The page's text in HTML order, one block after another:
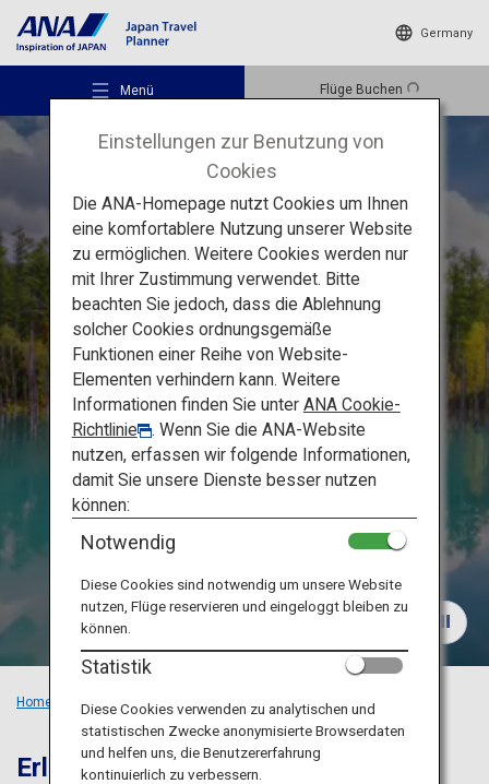
Germany
Menü Flüge Buchen
Empfohlene Orte
Reiseideen
Reiseziele
Reiseinformationen
Frühsommerausflug in Hokkaido
Majestätische Natur und
Polster-Phlox auf dem
verschneiten Asahidake
Home Empfohlene Orte Frühsommerausflug in Hokkaido
Erleben Sie Winter und Frühling
Einstellungen zur Benutzung von
Cookies
Die ANA-Homepage nutzt Cookies um Ihnen
eine komfortablere Nutzung unserer Website
zu ermöglichen. Weitere Cookies werden nur
mit Ihrer Zustimmung verwendet. Bitte
beachten Sie jedoch, dass die Ablehnung
solcher Cookies ordnungsgemäße
Funktionen einer Reihe von Website-
Elementen verhindern kann. Weitere
Informationen finden Sie unter ANA Cookie-
Richtlinie
. Wenn Sie die ANA-Website
nutzen, erfassen wir folgende Informationen,
damit Sie unsere Dienste besser nutzen
können:
Notwendig
Diese Cookies sind notwendig um unsere Website
nutzen, Flüge reservieren und eingeloggt bleiben zu
können.
Statistik
Diese Cookies verwenden zu analytischen und
statistischen Zwecke anonymisierte Browserdaten
und helfen uns, die Benutzererfahrung
kontinuierlich zu verbessern.